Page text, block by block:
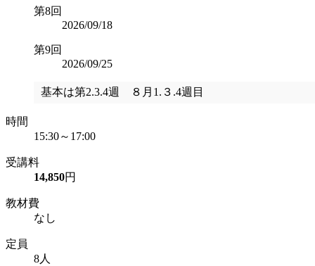
第8回
2026/09/18
第9回
2026/09/25
基本は第2.3.4週 ８月1.３.4週目
時間
15:30～17:00
受講料
14,850円
教材費
なし
定員
8人